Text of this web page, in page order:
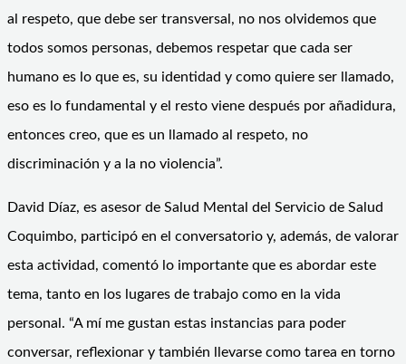
al respeto, que debe ser transversal, no nos olvidemos que
todos somos personas, debemos respetar que cada ser
humano es lo que es, su identidad y como quiere ser llamado,
eso es lo fundamental y el resto viene después por añadidura,
entonces creo, que es un llamado al respeto, no
discriminación y a la no violencia”.
David Díaz, es asesor de Salud Mental del Servicio de Salud
Coquimbo, participó en el conversatorio y, además, de valorar
esta actividad, comentó lo importante que es abordar este
tema, tanto en los lugares de trabajo como en la vida
personal. “A mí me gustan estas instancias para poder
conversar, reflexionar y también llevarse como tarea en torno